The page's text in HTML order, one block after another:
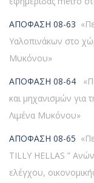
ΑΠΟΦΑΣΗ 08-63
Υαλοπινάκων στο
Μυκόνου»
ΑΠΟΦΑΣΗ 08-64
και μηχανισμών για
Λιμένα Μυκόνου»
ΑΠΟΦΑΣΗ 08-65
TILLY HELLAS ”
ελέγχου,